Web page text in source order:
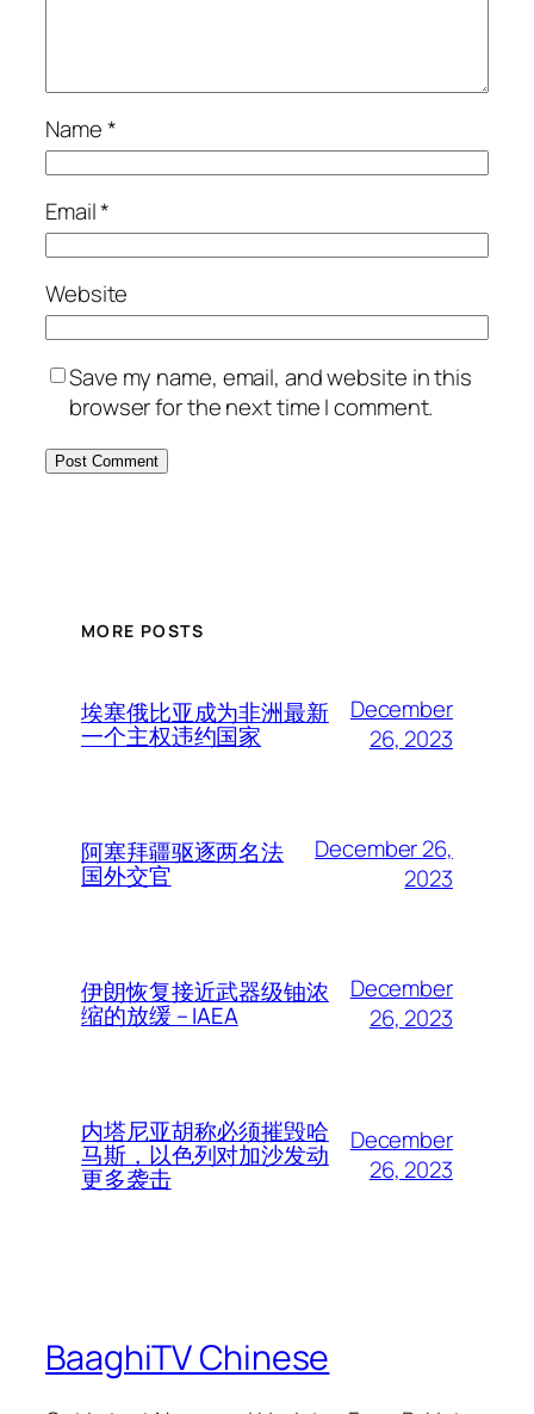
Name*
Email*
Website
Save my name, email, and website in this
browser for the next time I comment.
MORE POSTS
埃塞俄比亚成为非洲最新
一个主权违约国家
December
26, 2023
阿塞拜疆驱逐两名法
国外交官
December 26,
2023
伊朗恢复接近武器级铀浓
缩的放缓 – IAEA
December
26, 2023
内塔尼亚胡称必须摧毁哈
马斯，以色列对加沙发动
更多袭击
December
26, 2023
BaaghiTV Chinese